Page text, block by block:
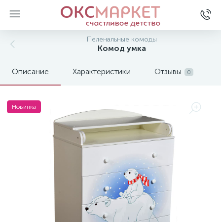
Пеленальные комоды
Комод умка
Описание Характеристики Отзывы 0
Новинка